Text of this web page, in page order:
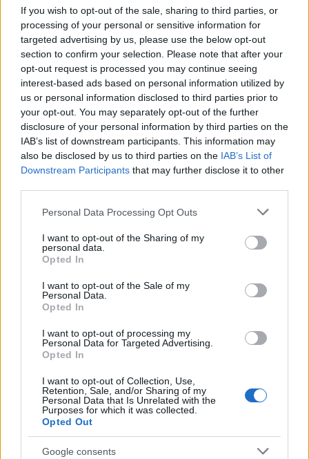
If you wish to opt-out of the sale, sharing to third parties, or
processing of your personal or sensitive information for
targeted advertising by us, please use the below opt-out
section to confirm your selection. Please note that after your
opt-out request is processed you may continue seeing
interest-based ads based on personal information utilized by
us or personal information disclosed to third parties prior to
your opt-out. You may separately opt-out of the further
disclosure of your personal information by third parties on the
IAB’s list of downstream participants. This information may
also be disclosed by us to third parties on the IAB’s List of
Downstream Participants that may further disclose it to other
Please note that this website/app uses one or more Google
not limited to your visit or usage behaviour. You may click to
grant or deny consent to Google and its third-party tags to
use your data for below specified purposes in below Google
consent section.
Personal Data Processing Opt Outs
I want to opt-out of the Sharing of my
personal data.
Opted In
I want to opt-out of the Sale of my
Personal Data.
Opted In
I want to opt-out of processing my
Personal Data for Targeted Advertising.
Opted In
I want to opt-out of Collection, Use,
Retention, Sale, and/or Sharing of my
Personal Data that Is Unrelated with the
Purposes for which it was collected.
Opted Out
Google consents
Το καλά κρυμμένο μυστικό της Κρήτης: Το φαράγγι
των Αγίων και η μαγευτική παραλία στο Λιβυκό
6 γραφικά χωριά των Κυκλάδων που αξίζει να
ανακαλύψετε
«Ήμουν κι εγώ στα Κουφονήσια τις ημέρες που
γέμισε η Ιταλίδα»: Η λεπτομέρεια που κανείς δεν
Ταξιδιώτης πάει διακοπές στην Πάρο για... έναν
μήνα - «Έχω εγώ τον τρόπο»
Ο πραγματικός λόγος της τουρκικής «απόβασης»